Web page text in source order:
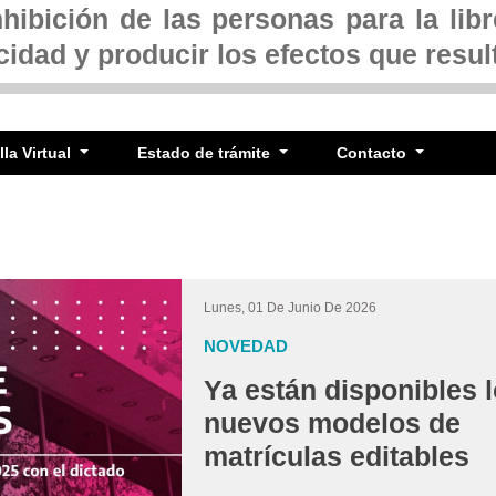
de las personas para la
y producir los efectos que
Virtual Estado de trámite Contacto
Lunes, 01 De Junio De 2026
NOVEDAD
Ya están disponibles
nuevos modelos de
matrículas editables